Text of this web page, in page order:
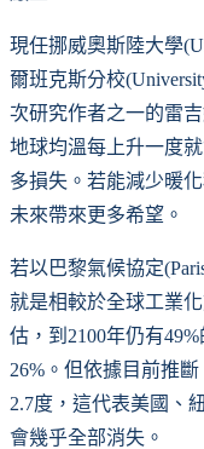
現任挪威奧斯陸大學
爾班克斯分校
次研究作者之一的雷
地球均溫每上升一度
多損失。若能減少暖
未來帶來更多希望。
若以巴黎氣候協定
就是相較於全球工業
估，到2100年仍有
26%。但依據目前推
2.7度，這代表美國、
會幾乎全部消失。